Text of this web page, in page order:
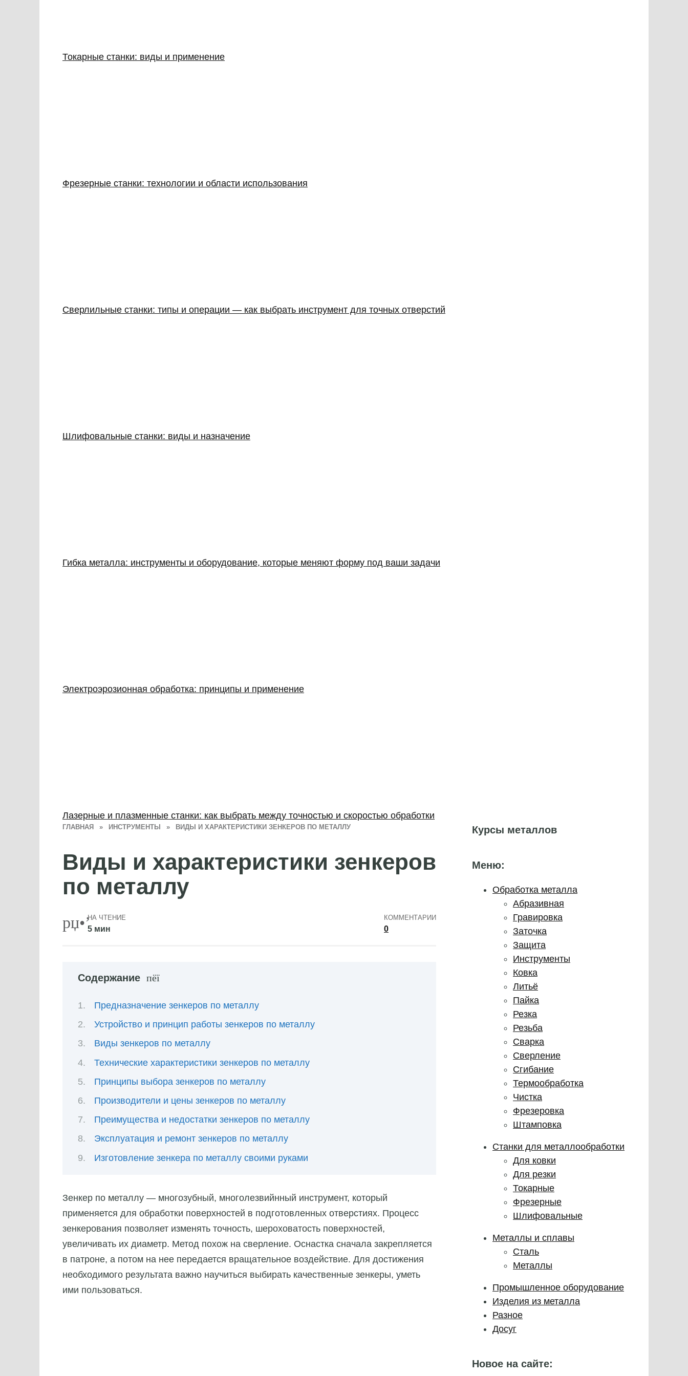
ГЛАВНАЯ » ИНСТРУМЕНТЫ » ВИДЫ И ХАРАКТЕРИСТИКИ ЗЕНКЕРОВ ПО МЕТАЛЛУ
Виды и характеристики зенкеров
по металлу
НА ЧТЕНИЕ
5 мин
КОММЕНТАРИИ
0
Содержание
Предназначение зенкеров по металлу
Устройство и принцип работы зенкеров по металлу
Виды зенкеров по металлу
Технические характеристики зенкеров по металлу
Принципы выбора зенкеров по металлу
Производители и цены зенкеров по металлу
Преимущества и недостатки зенкеров по металлу
Эксплуатация и ремонт зенкеров по металлу
Изготовление зенкера по металлу своими руками
Зенкер по металлу — многозубный, многолезвийнный инструмент, который
применяется для обработки поверхностей в подготовленных отверстиях. Процесс
зенкерования позволяет изменять точность, шероховатость поверхностей,
увеличивать их диаметр. Метод похож на сверление. Оснастка сначала закрепляется
в патроне, а потом на нее передается вращательное воздействие. Для достижения
необходимого результата важно научиться выбирать качественные зенкеры, уметь
ими пользоваться.
Курсы металлов
Меню:
Обработка металла
Абразивная
Гравировка
Заточка
Защита
Инструменты
Ковка
Литьё
Пайка
Резка
Резьба
Сварка
Сверление
Сгибание
Термообработка
Чистка
Фрезеровка
Штамповка
Станки для металлообработки
Для ковки
Для резки
Токарные
Фрезерные
Шлифовальные
Металлы и сплавы
Сталь
Металлы
Промышленное оборудование
Изделия из металла
Разное
Досуг
Новое на сайте:
Токарные станки: виды и применение
Фрезерные станки: технологии и области использования
Сверлильные станки: типы и операции — как выбрать инструмент для точных отверстий
Шлифовальные станки: виды и назначение
Гибка металла: инструменты и оборудование, которые меняют форму под ваши задачи
Электроэрозионная обработка: принципы и применение
Лазерные и плазменные станки: как выбрать между точностью и скоростью обработки